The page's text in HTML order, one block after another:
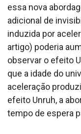
essa nova
adicional de
induzida por
artigo) poderia
observar o efeito
que a idade do
aceleração
efeito Unruh, a
tempo de espera